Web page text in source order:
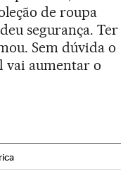
de roupa
segurança. Ter
Sem dúvida o
vai aumentar o